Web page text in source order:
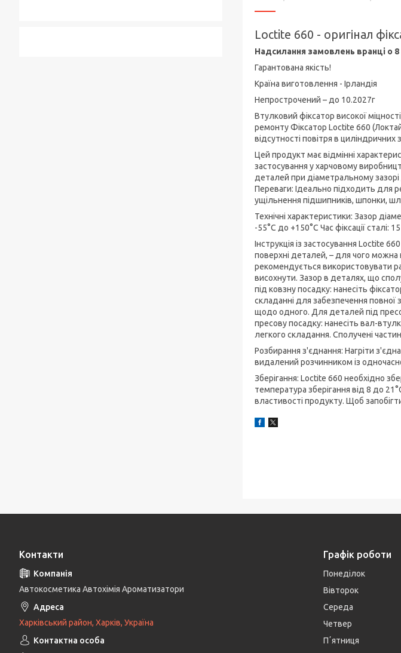
Loctite 660 - оригінал
Надсилання замовлень вранці о
Гарантована якість!
Країна виготовлення - Ірландія
Непрострочений – до 10.2027г
Втулковий фіксатор високої
ремонту Фіксатор Loctite 660
відсутності повітря в циліндричних
Цей продукт має відмінні
застосування у харчовому
деталей при діаметральному
Переваги: ​​Ідеально підходить для
ущільнення підшипників, шпонки,
Технічні характеристики: Зазор
-55°C до +150°C Час фіксації сталі:
Інструкція із застосування Loctite
поверхні деталей, – для чого
рекомендується використовувати
висохнути. Зазор в деталях, що
під ковзну посадку: нанесіть
складанні для забезпечення
щодо одного. Для деталей під
пресову посадку: нанесіть вал-
легкого складання. Сполучені
Розбирання з'єднання: Нагріти
видалений розчинником із
Зберігання: Loctite 660 необхідно
температура зберігання від 8 до
властивості продукту. Щоб
Контакти
Автокосметика Автохімія Ароматизатори
Харківський район, Харків, Україна
Графік роботи
Понеділок
Вівторок
Середа
Четвер
Пʼятниця